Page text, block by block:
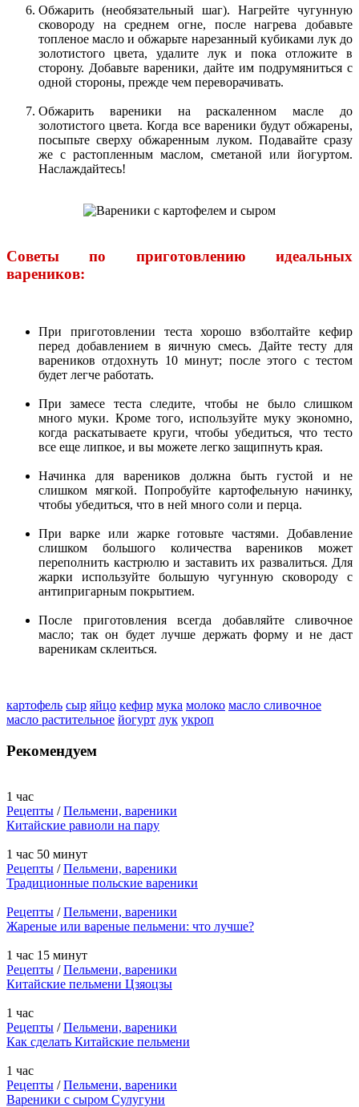
Обжарить (необязательный шаг). Нагрейте чугунную
сковороду на среднем огне, после нагрева добавьте
топленое масло и обжарьте нарезанный кубиками лук до
золотистого цвета, удалите лук и пока отложите в
сторону. Добавьте вареники, дайте им подрумяниться с
одной стороны, прежде чем переворачивать.
Обжарить вареники на раскаленном масле до
золотистого цвета. Когда все вареники будут обжарены,
посыпьте сверху обжаренным луком. Подавайте сразу
же с растопленным маслом, сметаной или йогуртом.
Наслаждайтесь!
Советы по приготовлению идеальных
вареников:
При приготовлении теста хорошо взболтайте кефир
перед добавлением в яичную смесь. Дайте тесту для
вареников отдохнуть 10 минут; после этого с тестом
будет легче работать.
При замесе теста следите, чтобы не было слишком
много муки. Кроме того, используйте муку экономно,
когда раскатываете круги, чтобы убедиться, что тесто
все еще липкое, и вы можете легко защипнуть края.
Начинка для вареников должна быть густой и не
слишком мягкой. Попробуйте картофельную начинку,
чтобы убедиться, что в ней много соли и перца.
При варке или жарке готовьте частями. Добавление
слишком большого количества вареников может
переполнить кастрюлю и заставить их развалиться. Для
жарки используйте большую чугунную сковороду с
антипригарным покрытием.
После приготовления всегда добавляйте сливочное
масло; так он будет лучше держать форму и не даст
вареникам склеиться.
картофель сыр яйцо кефир мука молоко масло сливочное
масло растительное йогурт лук укроп
Рекомендуем
1 час
Рецепты /Пельмени, вареники
Китайские равиоли на пару
1 час 50 минут
Рецепты /Пельмени, вареники
Традиционные польские вареники
Рецепты /Пельмени, вареники
Жареные или вареные пельмени: что лучше?
1 час 15 минут
Рецепты /Пельмени, вареники
Китайские пельмени Цзяоцзы
1 час
Рецепты /Пельмени, вареники
Как сделать Китайские пельмени
1 час
Рецепты /Пельмени, вареники
Вареники с сыром Сулугуни